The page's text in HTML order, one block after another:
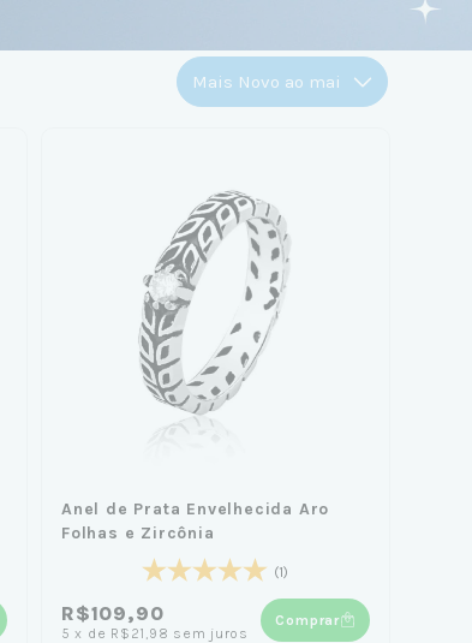
Anel de Prata Envelhecida Aro
Folhas e Zircônia
(1)
R$109,90
5 x de R$21,98 sem juros
Comprar